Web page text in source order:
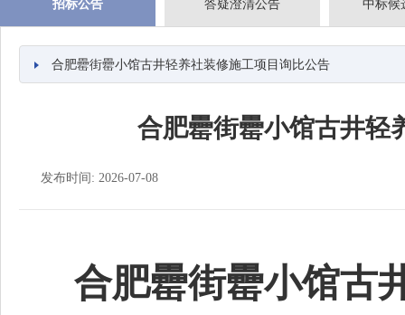
招标公告 答疑澄清公告 中标候
合肥罍街罍小馆古井轻养社装修施工项目询比公告
合肥罍街罍小馆古井轻
发布时间: 2026-07-08
合肥罍街罍小馆古